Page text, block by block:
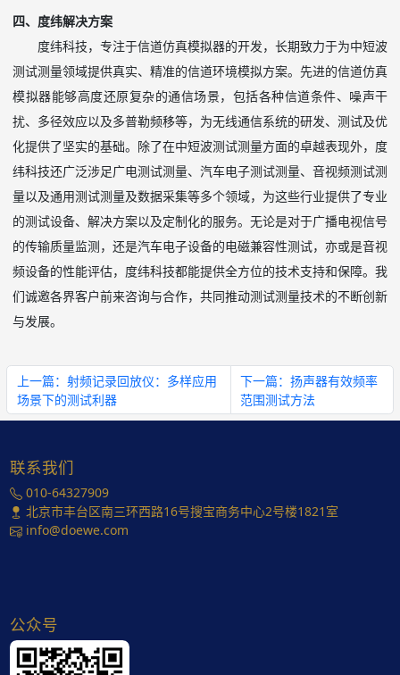
四、度纬解决方案
度纬科技，专注于信道仿真模拟器的开发，长期致力于为中短波
测试测量领域提供真实、精准的信道环境模拟方案。先进的信道仿真
模拟器能够高度还原复杂的通信场景，包括各种信道条件、噪声干
扰、多径效应以及多普勒频移等，为无线通信系统的研发、测试及优
化提供了坚实的基础。除了在中短波测试测量方面的卓越表现外，度
纬科技还广泛涉足广电测试测量、汽车电子测试测量、音视频测试测
量以及通用测试测量及数据采集等多个领域，为这些行业提供了专业
的测试设备、解决方案以及定制化的服务。无论是对于广播电视信号
的传输质量监测，还是汽车电子设备的电磁兼容性测试，亦或是音视
频设备的性能评估，度纬科技都能提供全方位的技术支持和保障。我
们诚邀各界客户前来咨询与合作，共同推动测试测量技术的不断创新
与发展。
上一篇：射频记录回放仪：多样应用
场景下的测试利器
下一篇：扬声器有效频率
范围测试方法
联系我们
010-64327909
北京市丰台区南三环西路16号搜宝商务中心2号楼1821室
info@doewe.com
公众号